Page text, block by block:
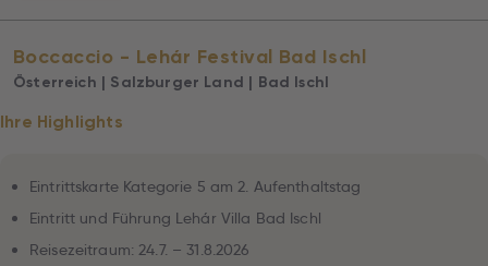
Boccaccio - Lehár Festival Bad Ischl
Österreich | Salzburger Land | Bad Ischl
Ihre Highlights
Eintrittskarte Kategorie 5 am 2. Aufenthaltstag
Eintritt und Führung Lehár Villa Bad Ischl
Reisezeitraum: 24.7. – 31.8.2026